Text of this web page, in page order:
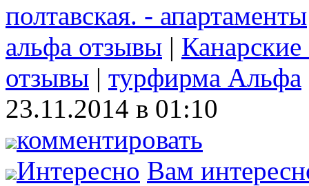
полтавская. - апартаменты
альфа отзывы | Канарские
отзывы | турфирма Альфа
23.11.2014 в 01:10
комментировать
Интересно Вам